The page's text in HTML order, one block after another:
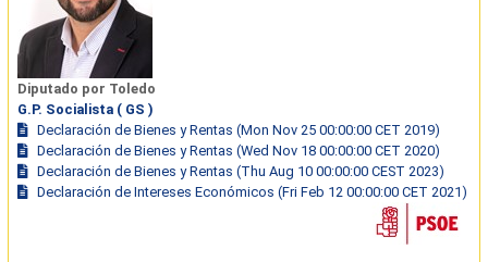
Diputado por Toledo
G.P. Socialista ( GS )
Declaración de Bienes y Rentas (Mon Nov 25 00:00:00 CET 2019)
Declaración de Bienes y Rentas (Wed Nov 18 00:00:00 CET 2020)
Declaración de Bienes y Rentas (Thu Aug 10 00:00:00 CEST 2023)
Declaración de Intereses Económicos (Fri Feb 12 00:00:00 CET 2021)